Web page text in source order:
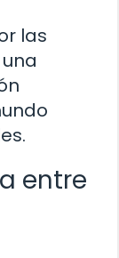
las
entre